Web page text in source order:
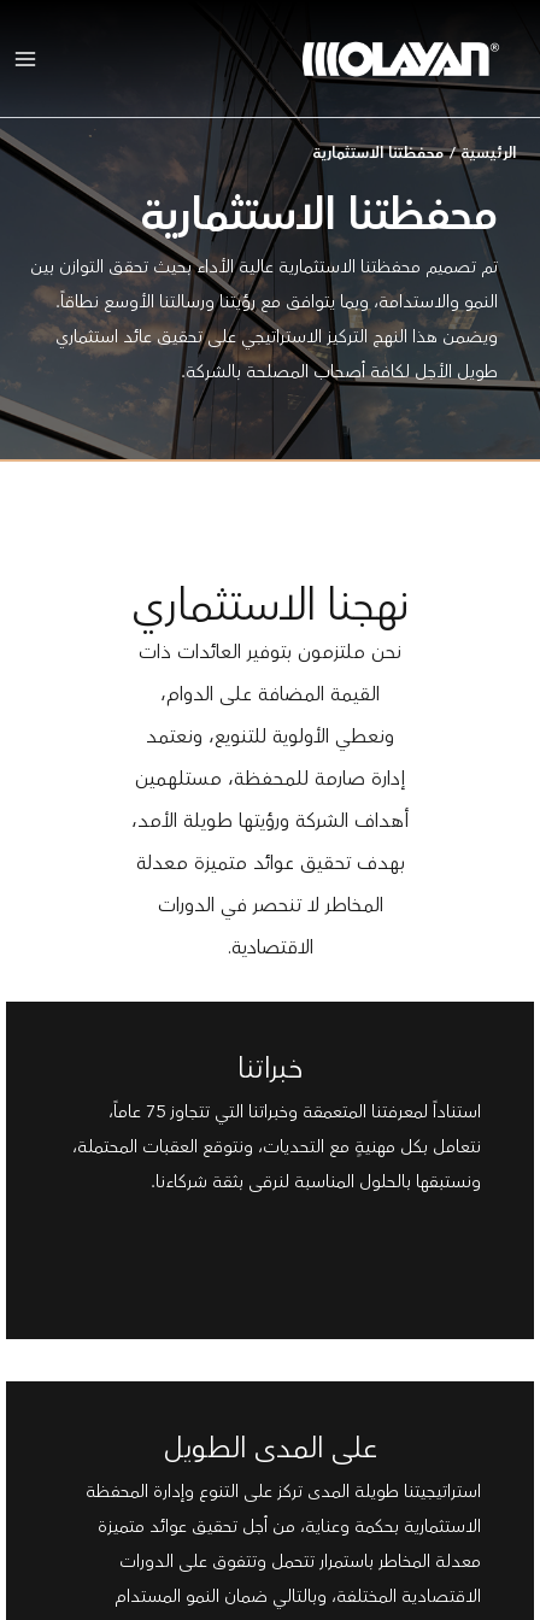
الرئيسية / محفظتنا الاستثمارية
محفظتنا الاستثمارية
تم تصميم محفظتنا الاستثمارية عالية الأداء بحيث تحقق التوازن بين
النمو والاستدامة، وبما يتوافق مع رؤيتنا ورسالتنا الأوسع نطاقاً.
ويضمن هذا النهج التركيز الاستراتيجي على تحقيق عائد استثماري
طويل الأجل لكافة أصحاب المصلحة بالشركة.
نهجنا الاستثماري
نحن ملتزمون بتوفير العائدات ذات
القيمة المضافة على الدوام،
ونعطي الأولوية للتنويع، ونعتمد
إدارة صارمة للمحفظة، مستلهمين
أهداف الشركة ورؤيتها طويلة الأمد،
بهدف تحقيق عوائد متميزة معدلة
المخاطر لا تنحصر في الدورات
الاقتصادية.
خبراتنا
استناداً لمعرفتنا المتعمقة وخبراتنا التي تتجاوز 75 عاماً،
نتعامل بكل مهنيةٍ مع التحديات، ونتوقع العقبات المحتملة،
ونستبقها بالحلول المناسبة لنرقى بثقة شركاءنا.
على المدى الطويل
استراتيجيتنا طويلة المدى تركز على التنوع وإدارة المحفظة
الاستثمارية بحكمة وعناية، من أجل تحقيق عوائد متميزة
معدلة المخاطر باستمرار تتحمل وتتفوق على الدورات
الاقتصادية المختلفة، وبالتالي ضمان النمو المستدام